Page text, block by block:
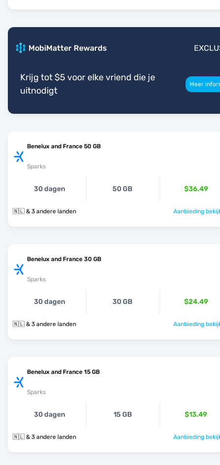
MobiMatter Rewards
Krijg tot $5 voor elke vriend die je
uitnodigt
Meer
Benelux and France 50 GB
Sparks
30 dagen 50 GB $36.49
🇳🇱 & 3 andere landen Aanbieding
Benelux and France 30 GB
Sparks
30 dagen 30 GB $24.49
🇳🇱 & 3 andere landen Aanbieding
Benelux and France 15 GB
Sparks
30 dagen 15 GB $13.49
🇳🇱 & 3 andere landen Aanbieding